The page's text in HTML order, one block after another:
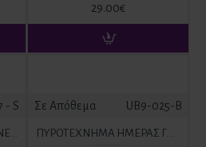
29.00€
- S Σε Απόθεμα UB9-025-B
ΠΥΡΟΤΕΧΝΗΜΑ ΗΜΕΡΑΣ ΓΑΛΑΖΙΟ ΚΟΜΗΤΕΣ 25ΒΟΛΩΝ